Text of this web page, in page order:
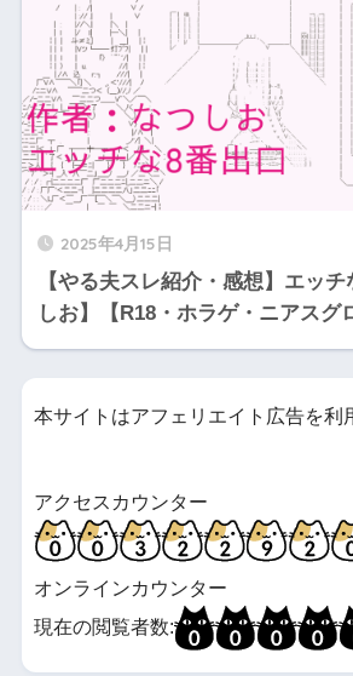
2025年4月15日
【やる夫スレ紹介・感想】エッ
しお】【R18・ホラゲ・ニアスグ
本サイトはアフェリエイト広告を利
アクセスカウンター
オンラインカウンター
現在の閲覧者数: